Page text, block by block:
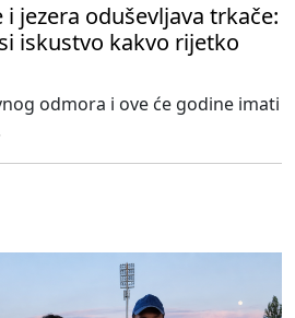
jezera oduševljava trkače:
iskustvo kakvo rijetko
odmora i ove će godine imati